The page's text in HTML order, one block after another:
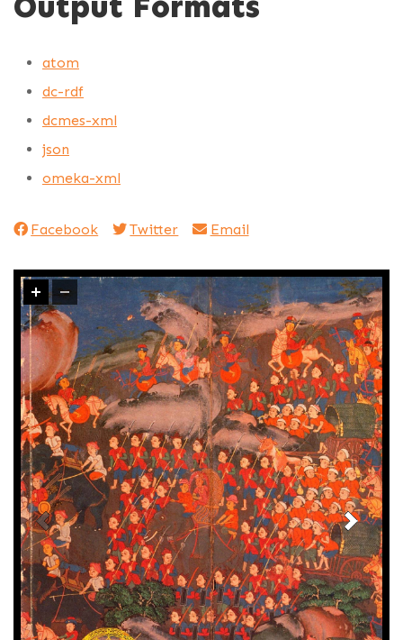
atom
dc-rdf
dcmes-xml
json
omeka-xml
Facebook Twitter Email